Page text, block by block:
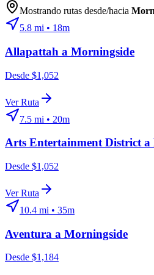
Mostrando rutas desde/hacia
5.8 mi • 18m
Allapattah a Morningside
Desde $1,052
Ver Ruta
7.5 mi • 20m
Arts Entertainment District a
Desde $1,052
Ver Ruta
10.4 mi • 35m
Aventura a Morningside
Desde $1,184